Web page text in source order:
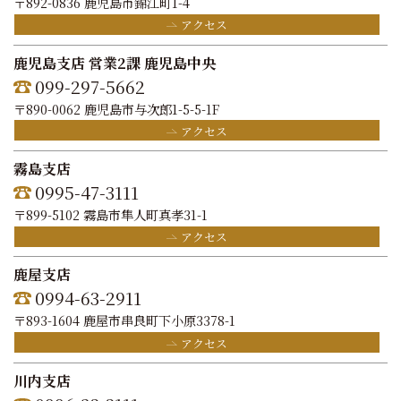
アクセス
鹿児島支店 営業2課 鹿児島中央
099-297-5662
〒890-0062 鹿児島市与次郎1-5-5-1F
アクセス
霧島支店
0995-47-3111
〒899-5102 霧島市隼人町真孝31-1
アクセス
鹿屋支店
0994-63-2911
〒893-1604 鹿屋市串良町下小原3378-1
アクセス
川内支店